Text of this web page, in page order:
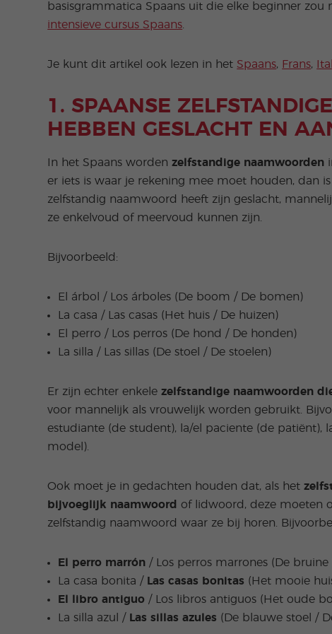
basisgrammatica Spaans uit die elke beginner
intensieve cursus Spaans
Je kunt dit artikel ook lezen in hetSpaans, Frans,
1. SPAANSE
HEBBEN GESLACHT EN
In het Spaans wordenzelfstandige naamwoorden
er iets is waar je rekening mee moet houden, dan
zelfstandig naamwoord heeft zijn geslacht,
ze enkelvoud of meervoud kunnen zijn.
Bijvoorbeeld:
El árbol / Los árboles (De boom / De bomen)
La casa / Las casas (Het huis / De huizen)
El perro / Los perros (De hond / De honden)
La silla / Las sillas (De stoel / De stoelen)
Er zijn echter enkelezelfstandige naamwoorden
voor mannelijk als vrouwelijk worden gebruikt.
estudiante (de student), la/el paciente (de patiënt),
model).
Ook moet je in gedachten houden dat, als het
bijvoeglijk naamwoord of lidwoord, deze moeten
zelfstandig naamwoord waar ze bij horen.
El perro marrón / Los perros marrones (De
La casa bonita / Las casas bonitas (Het mooie
El libro antiguo / Los libros antiguos (Het oude
La silla azul / Las sillas azules (De blauwe stoel /